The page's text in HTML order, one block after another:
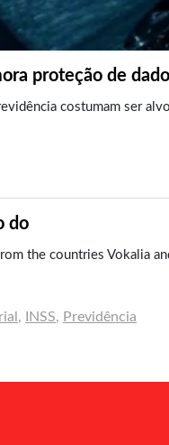
proteção de
costumam ser
do
the countries Vokalia
, INSS, Previdência